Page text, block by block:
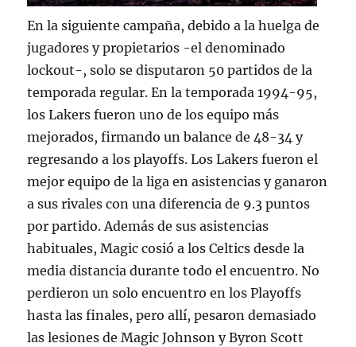
En la siguiente campaña, debido a la huelga de
jugadores y propietarios -el denominado
lockout-, solo se disputaron 50 partidos de la
temporada regular. En la temporada 1994-95,
los Lakers fueron uno de los equipo más
mejorados, firmando un balance de 48-34 y
regresando a los playoffs. Los Lakers fueron el
mejor equipo de la liga en asistencias y ganaron
a sus rivales con una diferencia de 9.3 puntos
por partido. Además de sus asistencias
habituales, Magic cosió a los Celtics desde la
media distancia durante todo el encuentro. No
perdieron un solo encuentro en los Playoffs
hasta las finales, pero allí, pesaron demasiado
las lesiones de Magic Johnson y Byron Scott